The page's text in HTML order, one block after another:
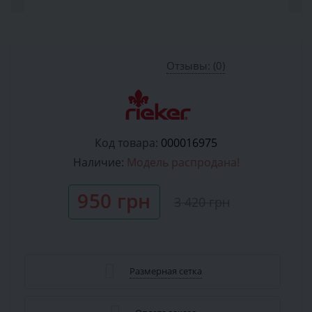
Отзывы: (0)
Код товара: 000016975
Наличие: Модель распродана!
950 грн
Размерная сетка